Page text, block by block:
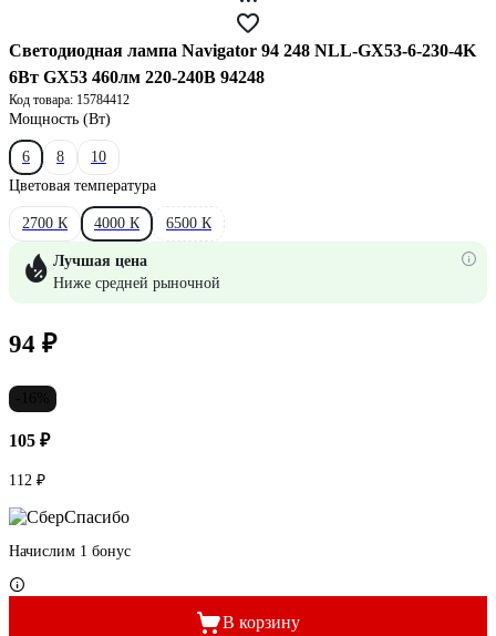
Светодиодная лампа Navigator 94 248 NLL-GX53-6-230-4K
6Вт GX53 460лм 220-240В 94248
Код товара: 15784412
Мощность (Вт)
6 8
10
Цветовая температура
2700 К 4000 К 6500 К
Лучшая цена
Ниже средней рыночной
94 ₽
105 ₽
112 ₽
Начислим 1 бонус
В корзину